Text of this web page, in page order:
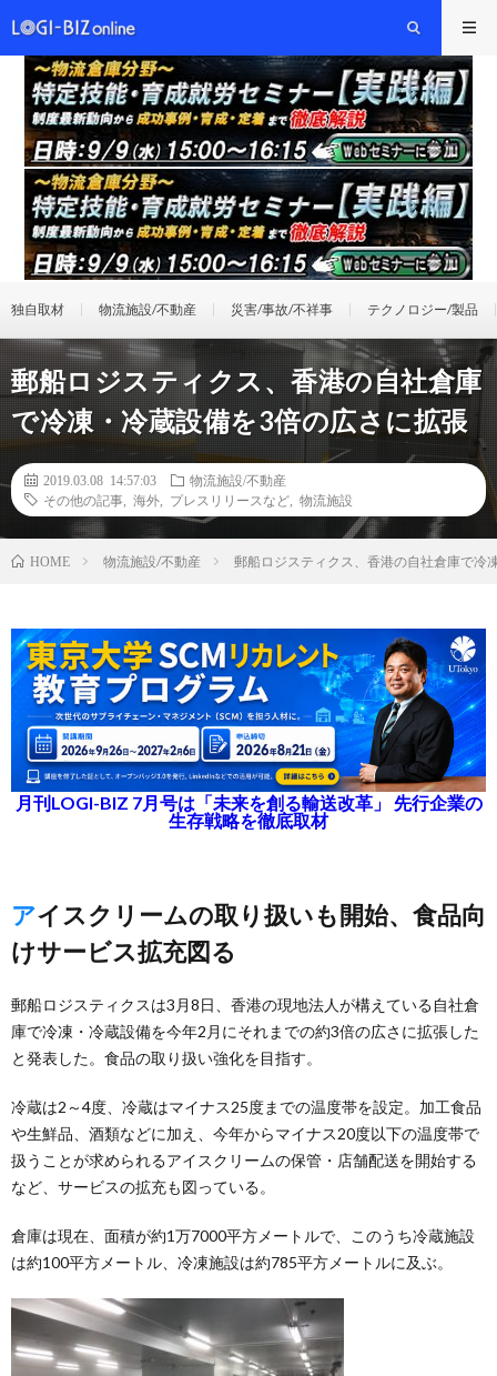
独自取材 物流施設/不動産 災害/事故/不祥事 テクノロジー/製品
郵船ロジスティクス、香港の自社倉庫
で冷凍・冷蔵設備を3倍の広さに拡張
2019.03.08 14:57:03
物流施設/不動産
その他の記事
海外 プレスリリースなど 物流施設
HOME 物流施設/不動産 郵船ロジスティクス、香港の自社倉庫で冷
月刊LOGI-BIZ 7月号は「未来を創る輸送改革」 先行企業の
生存戦略を徹底取材
アイスクリームの取り扱いも開始、食品向
けサービス拡充図る
郵船ロジスティクスは3月8日、香港の現地法人が構えている自社倉
庫で冷凍・冷蔵設備を今年2月にそれまでの約3倍の広さに拡張した
と発表した。食品の取り扱い強化を目指す。
冷蔵は2～4度、冷蔵はマイナス25度までの温度帯を設定。加工食品
や生鮮品、酒類などに加え、今年からマイナス20度以下の温度帯で
扱うことが求められるアイスクリームの保管・店舗配送を開始する
など、サービスの拡充も図っている。
倉庫は現在、面積が約1万7000平方メートルで、このうち冷蔵施設
は約100平方メートル、冷凍施設は約785平方メートルに及ぶ。